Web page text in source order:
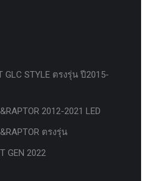
GLC STYLE ตรงรุ่น ปี2015-
2012-2021 LED
ตรงรุ่น
GEN 2022